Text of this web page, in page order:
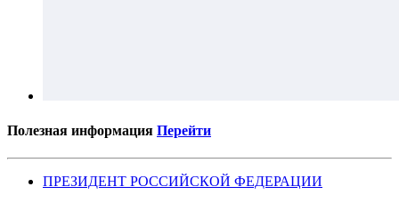
Полезная информация Перейти
ПРЕЗИДЕНТ РОССИЙСКОЙ ФЕДЕРАЦИИ